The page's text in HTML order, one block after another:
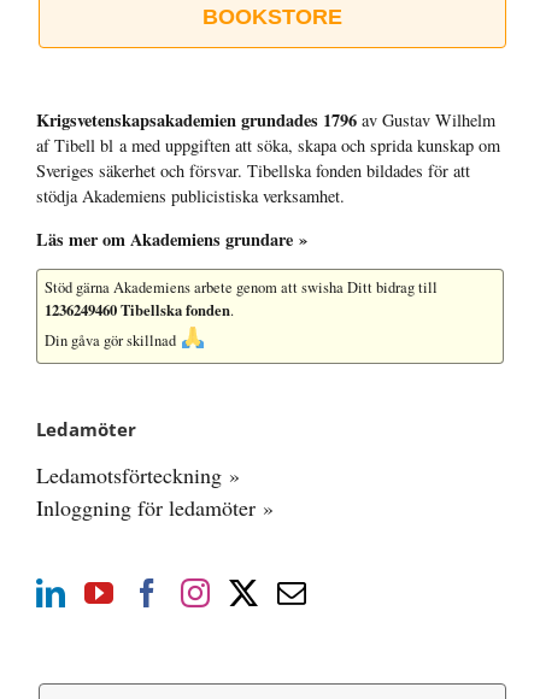
BOOKSTORE
Krigsvetenskap­sakademien grundades 1796 av Gustav Wilhelm
af Tibell bl a med uppgiften att söka, skapa och sprida kunskap om
Sveriges säkerhet och försvar. Tibellska fonden bildades för att
stödja Akademiens publicistiska verksamhet.
Läs mer om Akademiens grundare »
Stöd gärna Akademiens arbete genom att swisha Ditt bidrag till
1236249460 Tibellska fonden.
Din gåva gör skillnad
Ledamöter
Ledamotsförteckning »
Inloggning för ledamöter »